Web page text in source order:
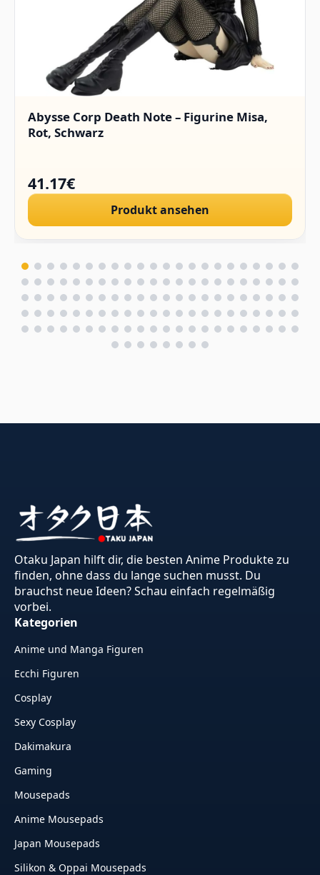
Abysse Corp Death Note – Figurine Misa,
Rot, Schwarz
41.17€
Produkt ansehen
Otaku Japan hilft dir, die besten Anime Produkte zu
finden, ohne dass du lange suchen musst. Du
brauchst neue Ideen? Schau einfach regelmäßig
vorbei.
Kategorien
Anime und Manga Figuren
Ecchi Figuren
Cosplay
Sexy Cosplay
Dakimakura
Gaming
Mousepads
Anime Mousepads
Japan Mousepads
Silikon & Oppai Mousepads